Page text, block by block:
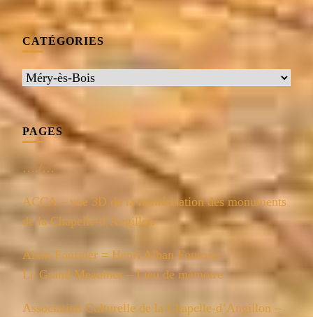
CATÉGORIES
Catégories
PAGES
…./…
ACCA – vue 3D de la numérisation des monuments
de la Chapelle-d’Angillon
Alain-Fournier = Henri Alban Fournier
Le Grand Meaulnes – Lieu de mémoire
Association Culturelle de la Chapelle-d’Angillon –